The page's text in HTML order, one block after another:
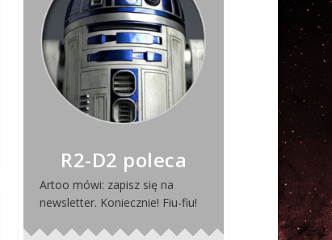
R2-D2 poleca
Artoo mówi: zapisz się na
newsletter. Koniecznie! Fiu-fiu!